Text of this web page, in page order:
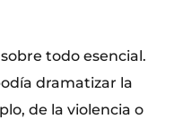
todo esencial.
dramatizar la
de la violencia o